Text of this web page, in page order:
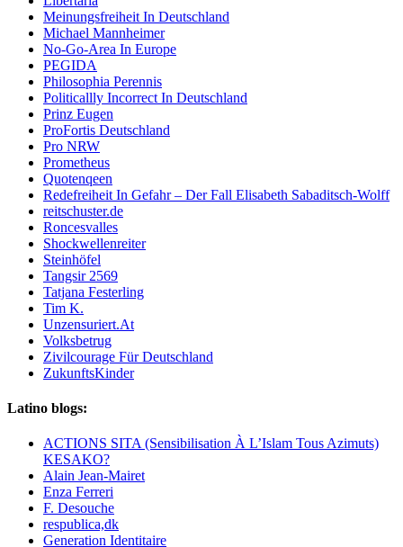
Meinungsfreiheit In Deutschland
Michael Mannheimer
No-Go-Area In Europe
PEGIDA
Philosophia Perennis
Politicallly Incorrect In Deutschland
Prinz Eugen
ProFortis Deutschland
Pro NRW
Prometheus
Quotenqeen
Redefreiheit In Gefahr – Der Fall Elisabeth Sabaditsch-Wolff
reitschuster.de
Roncesvalles
Shockwellenreiter
Steinhöfel
Tangsir 2569
Tatjana Festerling
Tim K.
Unzensuriert.At
Volksbetrug
Zivilcourage Für Deutschland
ZukunftsKinder
Latino blogs:
ACTIONS SITA (Sensibilisation À L’Islam Tous Azimuts)
KESAKO?
Alain Jean-Mairet
Enza Ferreri
F. Desouche
respublica,dk
Generation Identitaire